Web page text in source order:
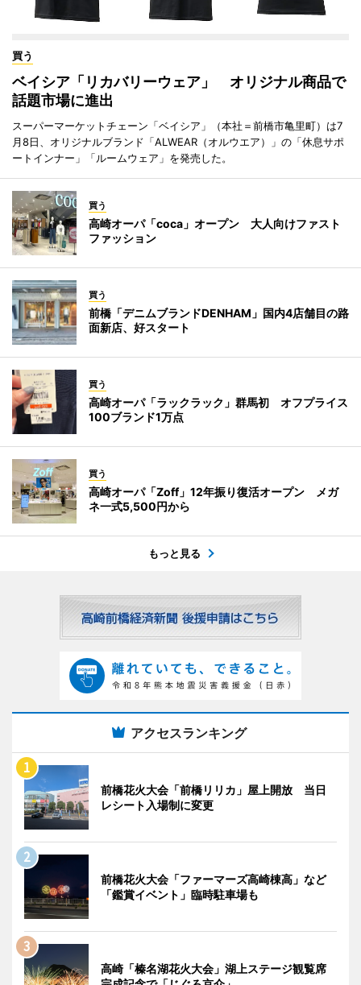
買う
ベイシア「リカバリーウェア」 オリジナル商品で
話題市場に進出
スーパーマーケットチェーン「ベイシア」（本社＝前橋市亀里町）は7
月8日、オリジナルブランド「ALWEAR（オルウエア）」の「休息サポ
ートインナー」「ルームウェア」を発売した。
買う
高崎オーパ「coca」オープン 大人向けファスト
ファッション
買う
前橋「デニムブランドDENHAM」国内4店舗目の路
面新店、好スタート
買う
高崎オーパ「ラックラック」群馬初 オフプライス
100ブランド1万点
買う
高崎オーパ「Zoff」12年振り復活オープン メガ
ネ一式5,500円から
もっと見る
アクセスランキング
前橋花火大会「前橋リリカ」屋上開放 当日
レシート入場制に変更
前橋花火大会「ファーマーズ高崎棟高」など
「鑑賞イベント」臨時駐車場も
高崎「榛名湖花火大会」湖上ステージ観覧席